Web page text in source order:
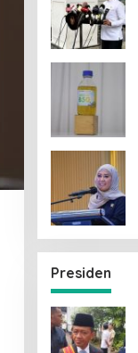
Presiden